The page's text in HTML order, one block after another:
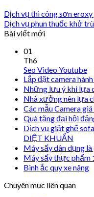
Dịch vụ thi công sơn
Dịch vụ phun thuốc khử
Bài viết mới
01
Th6
Seo Video Youtube
Lắp đặt camera
Những lưu ý khi lựa
Nhà xưởng nên lựa
Các mẫu Camera
Quà tặng đại hội
Dịch vụ giặt ghế
DIỆT KHUẨN
Máy sấy dân dụng là
Máy sấy thực phẩm
Bình ắc quy xe nâng
Chuyên mục liên quan